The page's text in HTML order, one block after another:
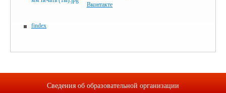
Вконтакте
findex
Сведения об образовательной организации